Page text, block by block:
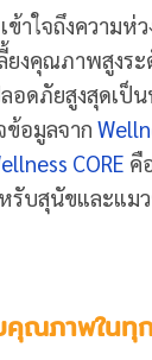
เข้าใจถึงความห่
ยงคุณภาพสูงร
อดภัยสูงสุดเป็
อมูลจาก
CORE คื
รับสุนัขและแม
คุณภาพในทุ